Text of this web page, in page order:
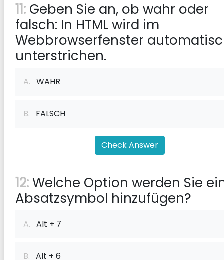
11: Geben Sie an, ob wahr oder
falsch: In HTML wird im
Webbrowserfenster
unterstrichen.
A. WAHR
B. FALSCH
Check Answer
12:Welche Option werden Sie
Absatzsymbol hinzufügen?
A. Alt + 7
B. Alt + 6